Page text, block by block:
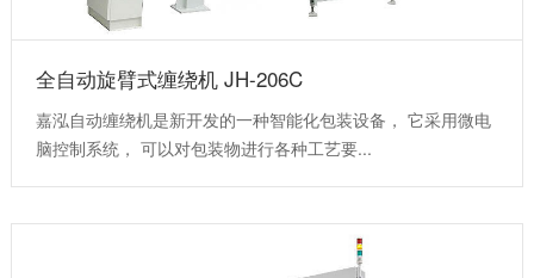
全自动旋臂式缠绕机 JH-206C
嘉泓自动缠绕机是新开发的一种智能化包装设备， 它采用微电
脑控制系统， 可以对包装物进行各种工艺要...